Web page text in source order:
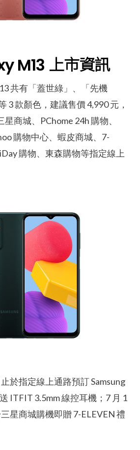
M13 上市資訊
共有「蓋世綠」、「先機
3 款顏色，建議售價 4,990 元，
商城、PChome 24h 購物、
購物中心、蝦皮商城、7-
購物、東森購物等指定線上
於指定線上通路預訂 Samsung
ITFIT 3.5mm 線控耳機；7 月 1
星商城購機即贈 7-ELEVEN 禮